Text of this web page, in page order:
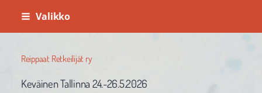
Siirry
sivun
Valikko
Reippaat Retkeilijät ry
Keväinen Tallinna 24.-26.5.2026